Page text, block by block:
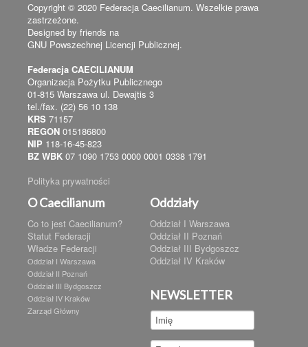
Copyright © 2020 Federacja Caecilianum. Wszelkie prawa
zastrzeżone.
Designed by friends na
GNU Powszechnej Licencji Publicznej.
Federacja CAECILIANUM
Organizacja Pożytku Publicznego
01-815 Warszawa ul. Dewajtis 3
tel./fax. (22) 56 10 138
KRS 71157
REGON 015186800
NIP 118-16-45-823
BZ WBK 07 1090 1753 0000 0001 0338 1791
Polityka prywatności
O Caecilianum
Co to jest Caecilianum?
Statut Federacji
Władze Federacji
Oddział I Warszawa
Oddział II Poznań
Oddział III Bydgoszcz
Oddział IV Kraków
Zarząd Główny
Oddziały
Oddział I Warszawa
Oddział II Poznań
Oddział III Bydgoszcz
Oddział IV Kraków
NEWSLETTER